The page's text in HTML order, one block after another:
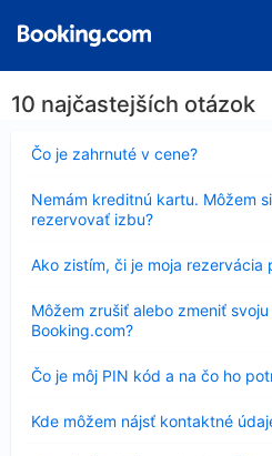
10 najčastejších otázok
Čo je zahrnuté v cene?
Nezobrazuje
sa
Nemám kreditnú kartu. Môžem
rezervovať izbu?
sa
Ako zistím, či je moja rezervácia
sa
Môžem zrušiť alebo zmeniť
Booking.com?
sa
Čo je môj PIN kód a na čo ho
Nezobrazuje
sa
Kde môžem nájsť kontaktné
sa